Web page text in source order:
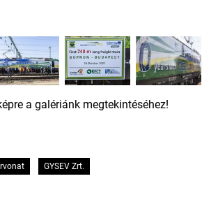
a galériánk megtekintéséhez!
GYSEV Zrt.